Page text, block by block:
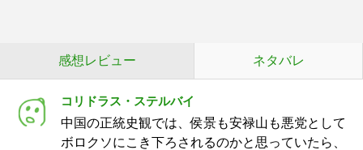
感想レビュー ネタバレ
コリドラス・ステルバイ
中国の正統史観では、侯景も安禄山も悪党として
ボロクソにこき下ろされるのかと思っていたら、